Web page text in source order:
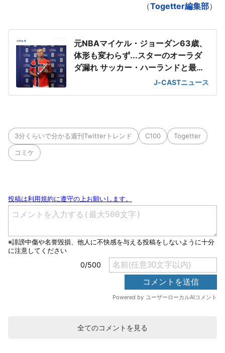
（Togetter編集部）
元NBAマイケル・ジョーダン63歳、
体形も変わらず...スターのオーラダ
ダ漏れ サッカー・ハーランドと最強
J-CASTニュース
3分くらいで分かる週刊Twitterトレンド C100 Togetter
コミケ
全てのコメントを見る